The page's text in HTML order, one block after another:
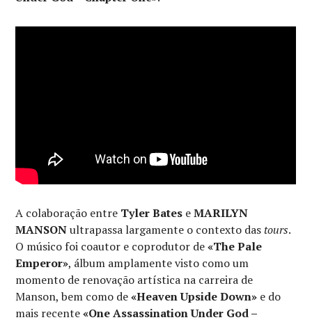
A colaboração entre Tyler Bates eMARILYN
MANSONultrapassa largamente o contexto dastours.
O músico foi coautor e coprodutor de«The Pale
Emperor», álbum amplamente visto como um
momento de renovação artística na carreira de
Manson, bem como de«Heaven Upside Down» e do
mais recente«One Assassination Under God –